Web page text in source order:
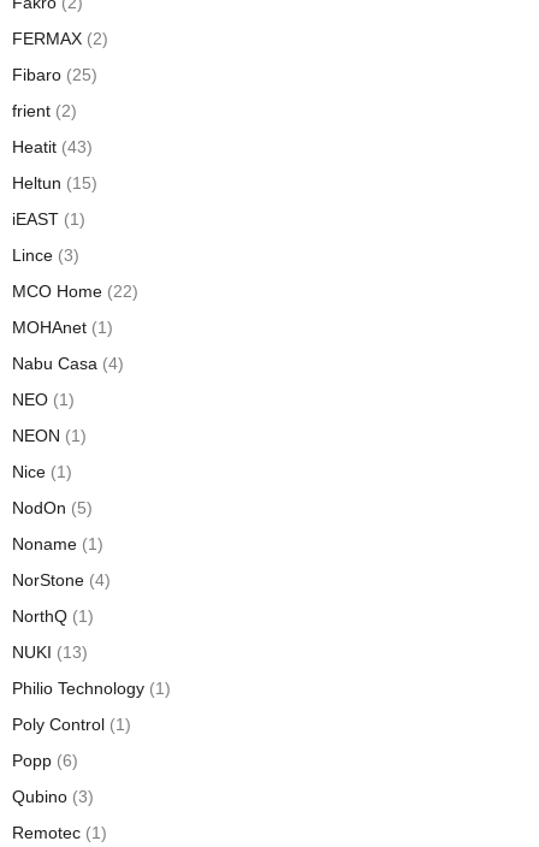
FERMAX (2)
Fibaro (25)
frient (2)
Heatit (43)
Heltun (15)
iEAST (1)
Lince (3)
MCO Home (22)
MOHAnet (1)
Nabu Casa (4)
NEO (1)
NEON (1)
Nice (1)
NodOn (5)
Noname (1)
NorStone (4)
NorthQ (1)
NUKI (13)
Philio Technology (1)
Poly Control (1)
Popp (6)
Qubino (3)
Remotec (1)